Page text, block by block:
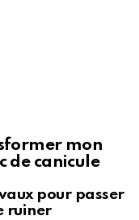
mon
de canicule
pour passer
ruiner